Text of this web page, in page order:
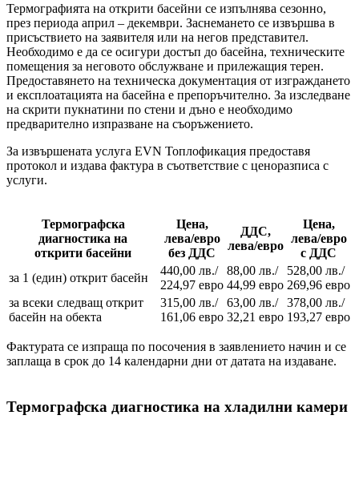
Термографията на открити басейни се изпълнява сезонно,
през периода април – декември. Заснемането се извършва в
присъствието на заявителя или на негов представител.
Необходимо е да се осигури достъп до басейна, техническите
помещения за неговото обслужване и прилежащия терен.
Предоставянето на техническа документация от изграждането
и експлоатацията на басейна е препоръчително. За изследване
на скрити пукнатини по стени и дъно е необходимо
предварително изпразване на съоръжението.
За извършената услуга EVN Топлофикация предоставя
протокол и издава фактура в съответствие с ценоразписа с
услуги.
Термографска
диагностика на
открити басейни
Цена,
лева/евро
без ДДС
ДДС,
лева/евро
Цена,
лева/евро
с ДДС
за 1 (един) открит басейн
440,00 лв./
224,97 евро
88,00 лв./
44,99 евро
528,00 лв./
269,96 евро
за всеки следващ открит
басейн на обекта
315,00 лв./
161,06 евро
63,00 лв./
32,21 евро
378,00 лв./
193,27 евро
Фактурата се изпраща по посочения в заявлението начин и се
заплаща в срок до 14 календарни дни от датата на издаване.
Термографска диагностика на хладилни камери